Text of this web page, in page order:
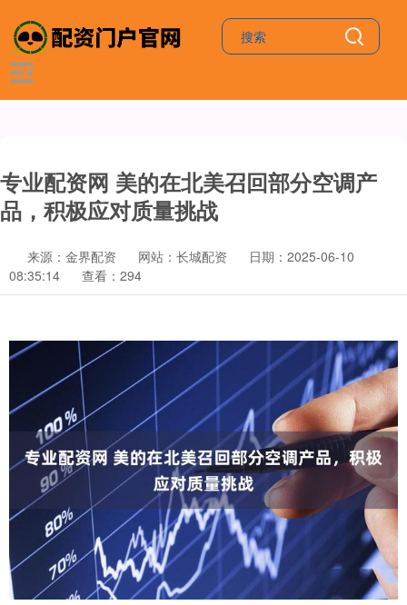
专业配资网 美的在北美召回部分空调产
品，积极应对质量挑战
来源：金界配资 网站：长城配资
日期：2025-06-10
08:35:14
查看：294